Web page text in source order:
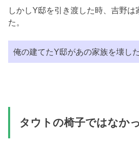
しかしY邸を引き渡した時、吉野は
た。
俺の建てたY邸があの家族を壊し
タウトの椅子ではなか